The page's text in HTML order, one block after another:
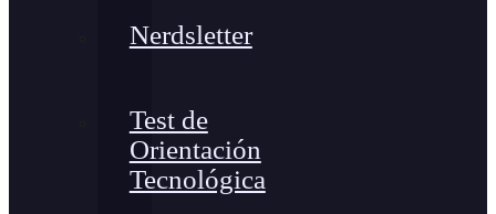
Nerdsletter
Test de
Orientación
Tecnológica